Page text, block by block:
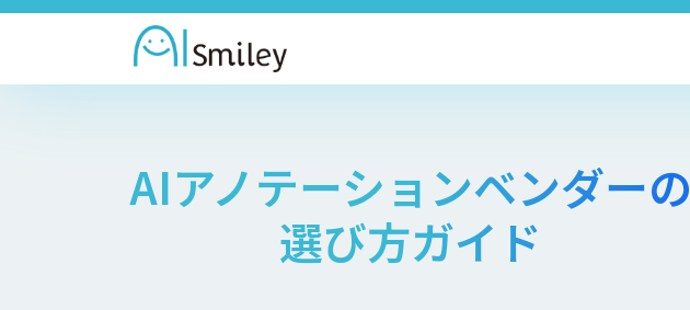
AIアノテーションベンダーの
選び方ガイド